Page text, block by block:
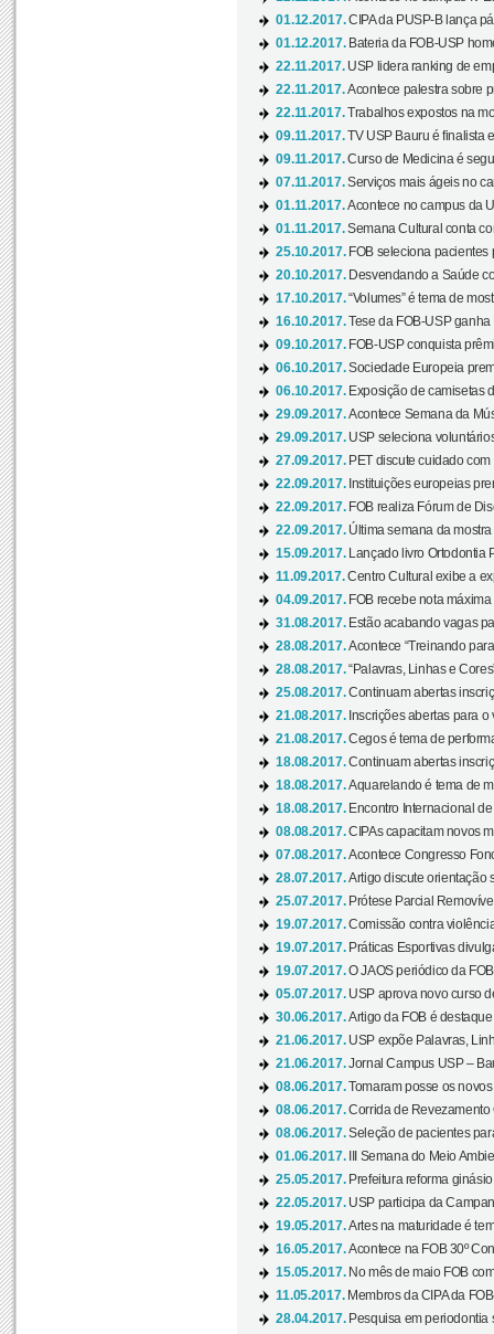
01.12.2017.CIPA da PUSP-B lança
01.12.2017. Bateria da FOB-USP
22.11.2017. USP lidera ranking de
22.11.2017.Acontece palestra sobre
22.11.2017.Trabalhos expostos na
09.11.2017.TV USP Bauru é finalista
09.11.2017.Curso de Medicina é
07.11.2017.Serviços mais ágeis no
01.11.2017.Acontece no campus da
01.11.2017.Semana Cultural conta
25.10.2017. FOB seleciona pacientes
20.10.2017. Desvendando a Saúde
17.10.2017.“Volumes” é tema de
16.10.2017.Tese da FOB-USP
09.10.2017. FOB-USP conquista
06.10.2017.Sociedade Europeia
06.10.2017. Exposição de camisetas
29.09.2017.Acontece Semana da
29.09.2017. USP seleciona
27.09.2017. PET discute cuidado
22.09.2017. Instituições europeias
22.09.2017. FOB realiza Fórum de
22.09.2017. Última semana da mostra
15.09.2017.
Lançado livro Ortodontia
11.09.2017.Centro Cultural exibe a
04.09.2017. FOB recebe nota
31.08.2017. Estão acabando vagas
28.08.2017.Acontece “Treinando
28.08.2017.“Palavras, Linhas e
25.08.2017.Continuam abertas
21.08.2017. Inscrições abertas para
21.08.2017.Cegos é tema de
18.08.2017.Continuam abertas
18.08.2017.Aquarelando é tema de
18.08.2017. Encontro Internacional
08.08.2017.CIPAs capacitam novos
07.08.2017.Acontece Congresso
28.07.2017.Artigo discute orientação
25.07.2017. Prótese Parcial
19.07.2017.Comissão contra
19.07.2017. Práticas Esportivas
19.07.2017.O JAOS periódico da
05.07.2017. USP aprova novo curso
30.06.2017.Artigo da FOB é
21.06.2017. USP expõe Palavras,
21.06.2017.Jornal Campus USP –
08.06.2017.Tomaram posse os
08.06.2017.Corrida de Revezamento
08.06.2017.Seleção de pacientes
01.06.2017.
III Semana do Meio
25.05.2017. Prefeitura reforma
22.05.2017. USP participa da
19.05.2017.Artes na maturidade é
16.05.2017.Acontece na FOB 30º
15.05.2017. No mês de maio FOB
11.05.2017. Membros da CIPA da
28.04.2017. Pesquisa em periodontia